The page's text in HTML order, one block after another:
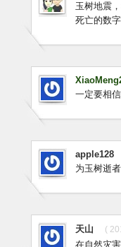
玉树地震
死亡的数
一定要相
apple128
为玉树逝
天山 (
在自然灾